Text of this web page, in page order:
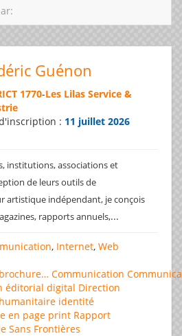
Guénon
1770-Les Lilas Service &
: 11 juillet 2026
institutions, associations et
de leurs outils de
artistique indépendant, je conçois
rapports annuels,...
, Internet, Web
brochure… Communication
éditorial digital Direction
humanitaire identité
en page print Rapport
Sans Frontières